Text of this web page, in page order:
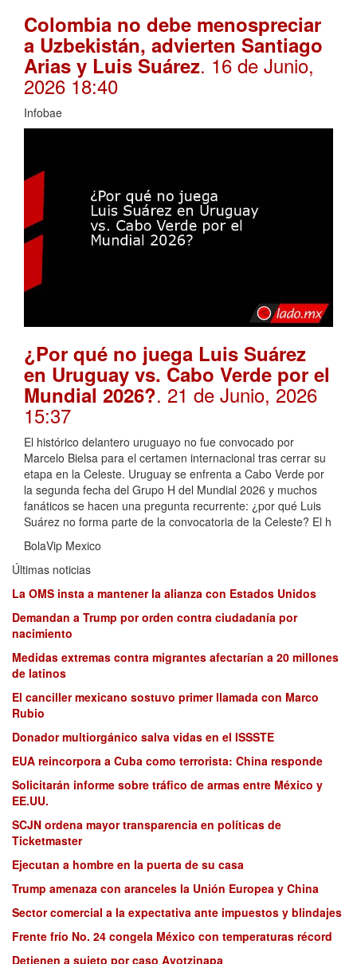
Colombia no debe menospreciar
a Uzbekistán, advierten Santiago
Arias y Luis Suárez. 16 de Junio,
2026 18:40
Infobae
¿Por qué no juega Luis Suárez
en Uruguay vs. Cabo Verde por el
Mundial 2026?. 21 de Junio, 2026
15:37
El histórico delantero uruguayo no fue convocado por
Marcelo Bielsa para el certamen internacional tras cerrar su
etapa en la Celeste. Uruguay se enfrenta a Cabo Verde por
la segunda fecha del Grupo H del Mundial 2026 y muchos
fanáticos se hacen una pregunta recurrente: ¿por qué Luis
Suárez no forma parte de la convocatoria de la Celeste? El h
BolaVip Mexico
Últimas noticias
La OMS insta a mantener la alianza con Estados Unidos
Demandan a Trump por orden contra ciudadanía por
nacimiento
Medidas extremas contra migrantes afectarían a 20 millones
de latinos
El canciller mexicano sostuvo primer llamada con Marco
Rubio
Donador multiorgánico salva vidas en el ISSSTE
EUA reincorpora a Cuba como terrorista: China responde
Solicitarán informe sobre tráfico de armas entre México y
EE.UU.
SCJN ordena mayor transparencia en políticas de
Ticketmaster
Ejecutan a hombre en la puerta de su casa
Trump amenaza con aranceles la Unión Europea y China
Sector comercial a la expectativa ante impuestos y blindajes
Frente frío No. 24 congela México con temperaturas récord
Detienen a sujeto por caso Ayotzinapa